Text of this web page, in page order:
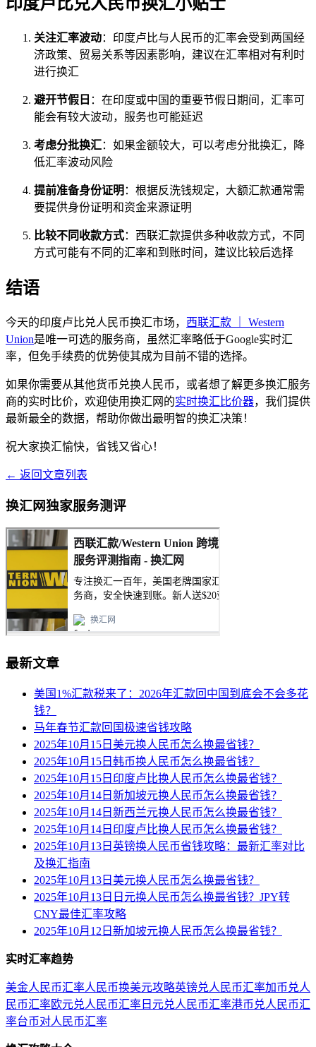
关注汇率波动：印度卢比与人民币的汇率会受到两国经
济政策、贸易关系等因素影响，建议在汇率相对有利时
进行换汇
避开节假日 ：在印度或中国的重要节假日期间，汇率可
能会有较大波动，服务也可能延迟
考虑分批换汇：如果金额较大，可以考虑分批换汇，降
低汇率波动风险
提前准备身份证明 ：根据反洗钱规定，大额汇款通常需
要提供身份证明和资金来源证明
比较不同收款方式：西联汇款提供多种收款方式，不同
方式可能有不同的汇率和到账时间，建议比较后选择
结语
今天的印度卢比兑人民币换汇市场， 西联汇款 ｜ Western
Union是唯一可选的服务商，虽然汇率略低于Google实时汇
率，但免手续费的优势使其成为目前不错的选择。
如果你需要从其他货币兑换人民币，或者想了解更多换汇服务
商的实时比价，欢迎使用换汇网的实时换汇比价器，我们提供
最新最全的数据，帮助你做出最明智的换汇决策！
祝大家换汇愉快，省钱又省心！
← 返回文章列表
换汇网独家服务测评
最新文章
美国1%汇款税来了：2026年汇款回中国到底会不会多花
钱？
马年春节汇款回国极速省钱攻略
2025年10月15日美元换人民币怎么换最省钱？
2025年10月15日韩币换人民币怎么换最省钱？
2025年10月15日印度卢比换人民币怎么换最省钱？
2025年10月14日新加坡元换人民币怎么换最省钱？
2025年10月14日新西兰元换人民币怎么换最省钱？
2025年10月14日印度卢比换人民币怎么换最省钱？
2025年10月13日英镑换人民币省钱攻略：最新汇率对比
及换汇指南
2025年10月13日美元换人民币怎么换最省钱？
2025年10月13日日元换人民币怎么换最省钱？JPY转
CNY最佳汇率攻略
2025年10月12日新加坡元换人民币怎么换最省钱？
实时汇率趋势
美金人民币汇率人民币换美元攻略英镑兑人民币汇率加币兑人
民币汇率欧元兑人民币汇率 日元兑人民币汇率港币兑人民币汇
率台币对人民币汇率